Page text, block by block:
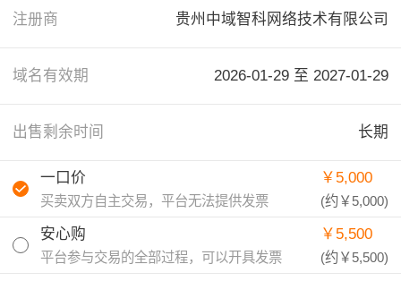
注册商 贵州中域智科网络技术有限公司
域名有效期 2026-01-29 至 2027-01-29
出售剩余时间 长期
一口价
买卖双方自主交易，平台无法提供发票
￥5,000
(约￥5,000)
安心购
平台参与交易的全部过程，可以开具发票
￥5,500
(约￥5,500)